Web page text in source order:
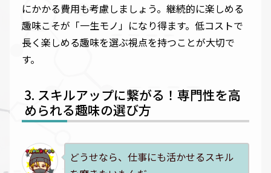
にかかる費用も考慮しましょう。継続的に楽しめる
趣味こそが「一生モノ」になり得ます。低コストで
長く楽しめる趣味を選ぶ視点を持つことが大切で
す。
スキルアップに繋がる！専門性を高
められる趣味の選び方
どうせなら、仕事にも活かせるスキル